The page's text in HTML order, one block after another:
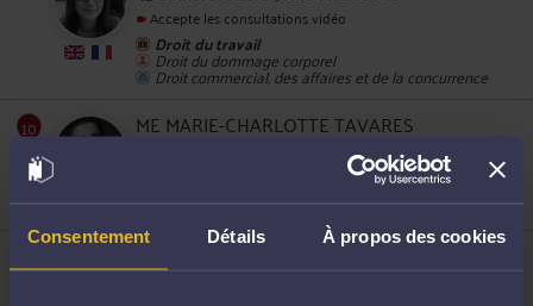
Consentement Détails À propos des cookies
8
Accepte les consultations vidéo
Droit du travail
Droit du dommage corporel
Droit commercial, des affaires et de la concurrence
ME MARIE-CHARLOTTE TAVARES
11 Rue des Mazières 91000 EVRY
ME JEAN-SÉBASTIEN TESLER
16 Place Jacques Brel 91130 RIS-ORANGIS